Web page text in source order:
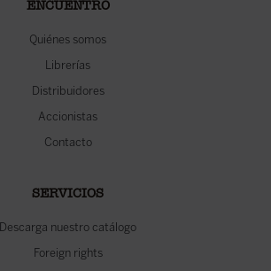
ENCUENTRO
Quiénes somos
Librerías
Distribuidores
Accionistas
Contacto
SERVICIOS
Descarga nuestro catálogo
Foreign rights